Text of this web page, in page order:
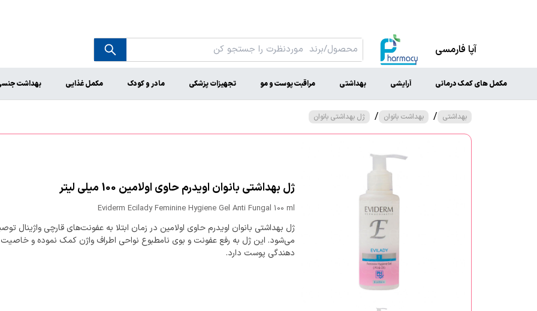
آپا فارمسی
مکمل های کمک درمانی آرایشی بهداشتی مراقبت پوست و مو تجهیزات پزشکی مادر و کودک مکمل غذایی بهداشت
بهداشتی / بهداشت بانوان / ژل بهداشتی بانوان
ژل بهداشتی بانوان اویدرم حاوی اولامین 100 میلی لیتر
Eviderm Ecilady Feminine Hygiene Gel Anti Fungal 100 ml
ژل بهداشتی بانوان اویدرم حاوی اولامین در زمان ابتلا به عفونت‌های قارچی واژینال
می‌شود. این ژل به رفع عفونت و بوی نامطبوع نواحی اطراف واژن کمک نموده و
دهندگی پوست دارد.